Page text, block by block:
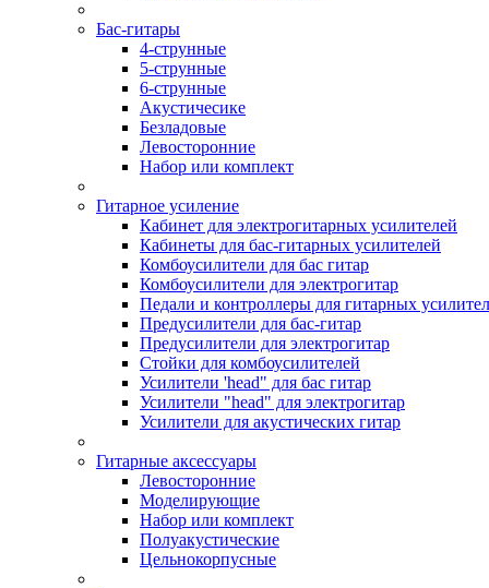
Бас-гитары
4-струнные
5-струнные
6-струнные
Акустичесике
Безладовые
Левосторонние
Набор или комплект
Гитарное усиление
Кабинет для электрогитарных усилителей
Кабинеты для бас-гитарных усилителей
Комбоусилители для бас гитар
Комбоусилители для электрогитар
Педали и контроллеры для гитарных
Предусилители для бас-гитар
Предусилители для электрогитар
Стойки для комбоусилителей
Усилители 'head" для бас гитар
Усилители "head" для электрогитар
Усилители для акустических гитар
Гитарные аксессуары
Левосторонние
Моделирующие
Набор или комплект
Полуакустические
Цельнокорпусные